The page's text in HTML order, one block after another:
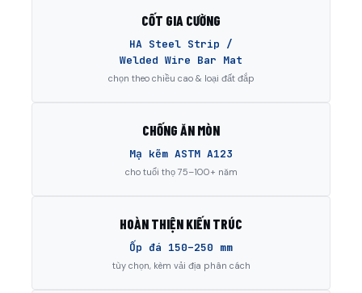
CỐT GIA CƯỜNG
HA Steel Strip /
Welded Wire Bar Mat
chọn theo chiều cao & loại đất đắp
CHỐNG ĂN MÒN
Mạ kẽm ASTM A123
cho tuổi thọ 75–100+ năm
HOÀN THIỆN KIẾN TRÚC
Ốp đá 150–250 mm
tùy chọn, kèm vải địa phân cách